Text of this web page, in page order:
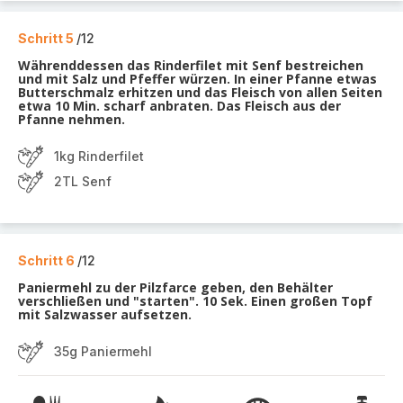
Schritt 5 /12
Währenddessen das Rinderfilet mit Senf bestreichen
und mit Salz und Pfeffer würzen. In einer Pfanne etwas
Butterschmalz erhitzen und das Fleisch von allen Seiten
etwa 10 Min. scharf anbraten. Das Fleisch aus der
Pfanne nehmen.
1kg Rinderfilet
2TL Senf
Schritt 6 /12
Paniermehl zu der Pilzfarce geben, den Behälter
verschließen und "starten". 10 Sek. Einen großen Topf
mit Salzwasser aufsetzen.
35g Paniermehl